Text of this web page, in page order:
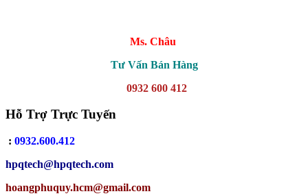
Ms. Châu
Tư Vấn Bán Hàng
0932 600 412
Hỗ Trợ Trực Tuyến
: 0932.600.412
hpqtech@hpqtech.com
hoangphuquy.hcm@gmail.com